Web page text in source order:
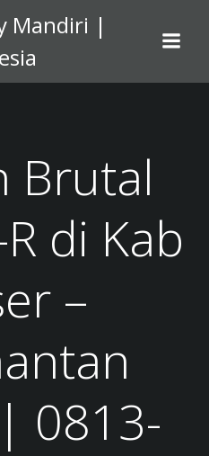
to
content
Mandiri |
Brutal
di Kab
–
0813-